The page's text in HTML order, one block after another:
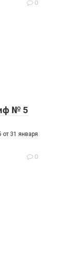
0
№ 5
31 января
0